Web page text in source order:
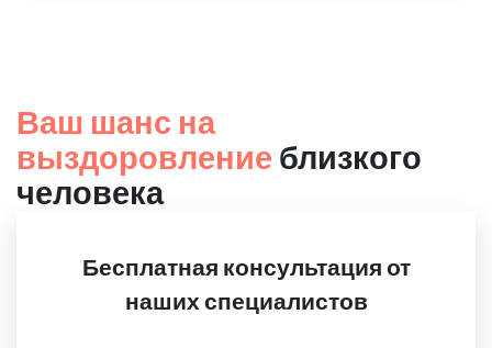
Ваш шанс на
выздоровление близкого
человека
Бесплатная консультация от
наших специалистов